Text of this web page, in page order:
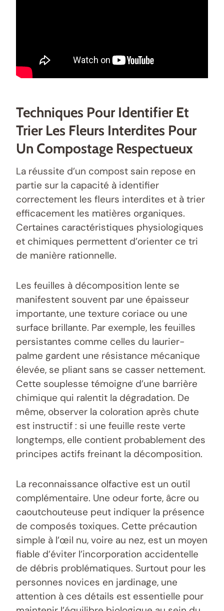
Techniques Pour Identifier Et
Trier Les Fleurs Interdites Pour
Un Compostage Respectueux
La réussite d’un compost sain repose en
partie sur la capacité à identifier
correctement les fleurs interdites et à trier
efficacement les matières organiques.
Certaines caractéristiques physiologiques
et chimiques permettent d’orienter ce tri
de manière rationnelle.
Les feuilles à décomposition lente se
manifestent souvent par une épaisseur
importante, une texture coriace ou une
surface brillante. Par exemple, les feuilles
persistantes comme celles du laurier-
palme gardent une résistance mécanique
élevée, se pliant sans se casser nettement.
Cette souplesse témoigne d’une barrière
chimique qui ralentit la dégradation. De
même, observer la coloration après chute
est instructif : si une feuille reste verte
longtemps, elle contient probablement des
principes actifs freinant la décomposition.
La reconnaissance olfactive est un outil
complémentaire. Une odeur forte, âcre ou
caoutchouteuse peut indiquer la présence
de composés toxiques. Cette précaution
simple à l’œil nu, voire au nez, est un moyen
fiable d’éviter l’incorporation accidentelle
de débris problématiques. Surtout pour les
personnes novices en jardinage, une
attention à ces détails est essentielle pour